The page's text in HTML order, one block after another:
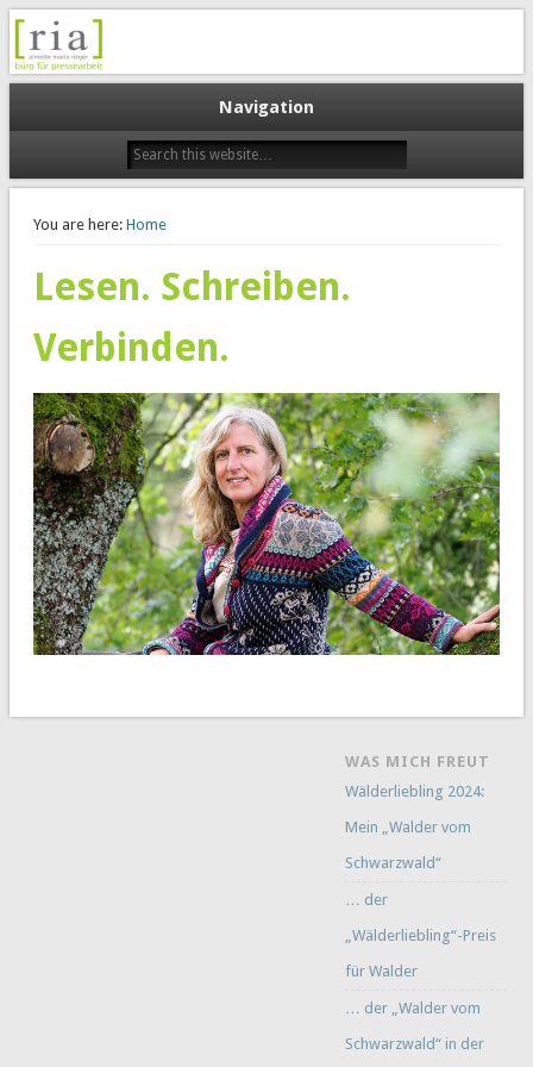
Annette Maria Rieger
Büro für Pressearbeit
Navigation
You are here: Home
Lesen. Schreiben.
Verbinden.
WAS MICH FREUT
Wälderliebling 2024:
Mein „Walder vom
Schwarzwald“
… der
„Wälderliebling“-Preis
für Walder
… der „Walder vom
Schwarzwald“ in der